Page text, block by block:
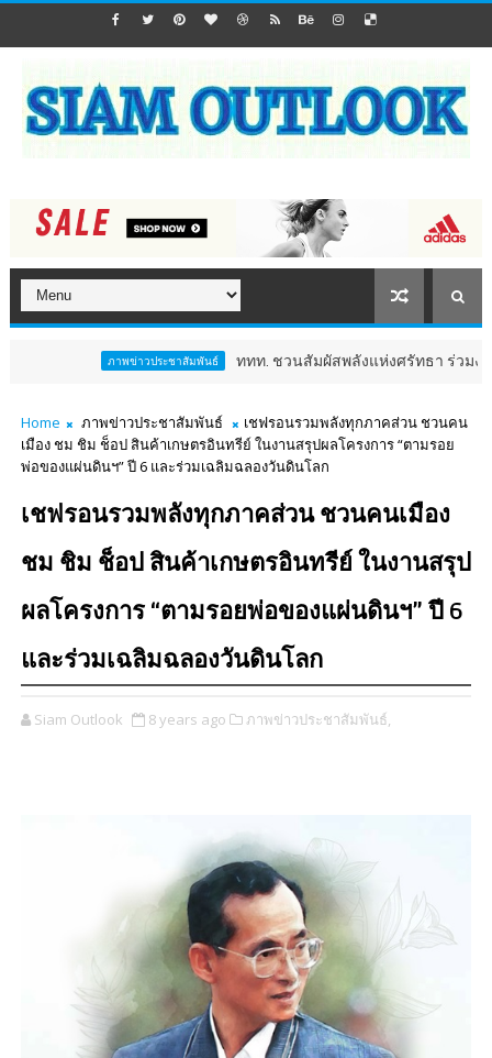
ภาพข่าวประชาสัมพันธ์ ททท. ชวนสัมผัสพลังแห่งศรัทธา ร่วมงาน "ห่มผ้า
Home ภาพข่าวประชาสัมพันธ์
เชฟรอนรวมพลังทุกภาคส่วน ชวนคน
เมือง ชม ชิม ช็อป สินค้าเกษตรอินทรีย์ ในงานสรุปผลโครงการ “ตามรอย
พ่อของแผ่นดินฯ” ปี 6 และร่วมเฉลิมฉลองวันดินโลก
เชฟรอนรวมพลังทุกภาคส่วน ชวนคนเมือง
ชม ชิม ช็อป สินค้าเกษตรอินทรีย์ ในงานสรุป
ผลโครงการ “ตามรอยพ่อของแผ่นดินฯ” ปี 6
และร่วมเฉลิมฉลองวันดินโลก
Siam Outlook 8 years ago ภาพข่าวประชาสัมพันธ์,